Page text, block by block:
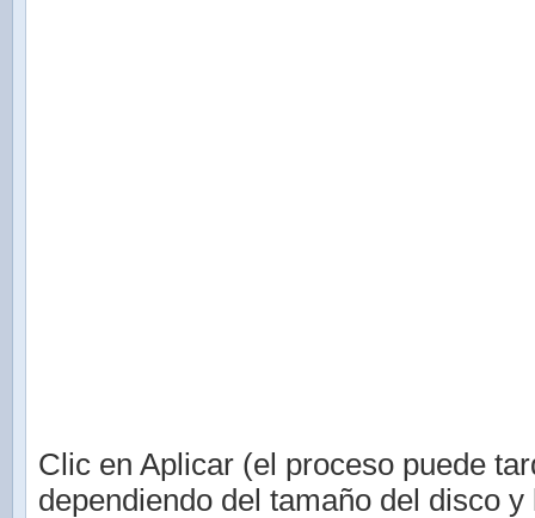
Clic en Aplicar (el proceso puede
dependiendo del tamaño del disco y